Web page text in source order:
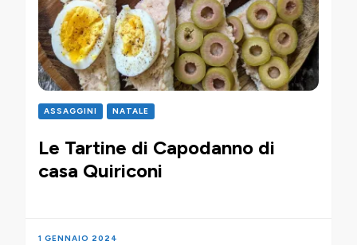
ASSAGGINI NATALE
Le Tartine di Capodanno di
casa Quiriconi
1 GENNAIO 2024